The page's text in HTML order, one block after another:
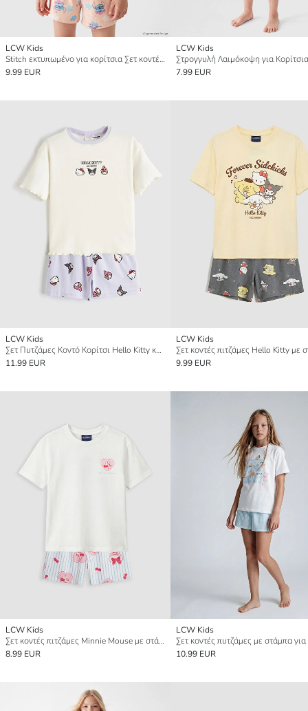
LCW Kids
Stitch εκτυπωμένο για κορίτσια Σετ κοντές πυτζάμες
9.99 EUR
LCW Kids
7.99 EUR
LCW Kids
Σετ Πυτζάμες Κοντό Κορίτσι Hello Kitty και Φίλοι Εκτυπωμένο
11.99 EUR
LCW Kids
9.99 EUR
LCW Kids
Σετ κοντές πιτζάμες Minnie Mouse με στάμπα για κορίτσια
8.99 EUR
LCW Kids
10.99 EUR